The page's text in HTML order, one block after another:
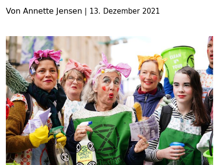
Von Annette Jensen | 13. Dezember 2021